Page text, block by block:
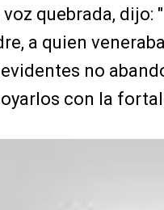
quebrada, dijo:
a quien
no
con la